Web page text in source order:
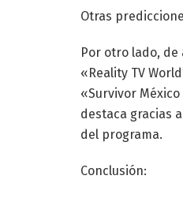
Otras
Por otro lado,
«Reality TV
«Survivor
destaca gracias
del programa.
Conclusión: